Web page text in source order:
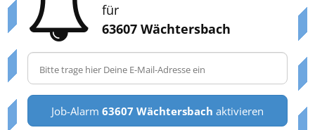
für
63607 Wächtersbach
Job-Alarm 63607 Wächtersbach aktivieren